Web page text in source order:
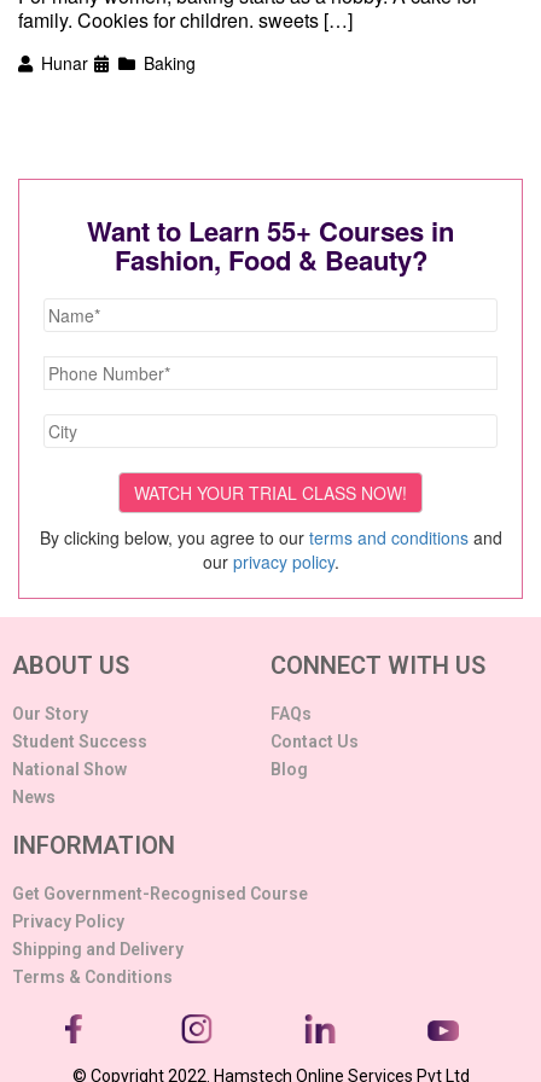
family. Cookies for children. sweets […]
Hunar Baking
Want to Learn 55+ Courses in
Fashion, Food & Beauty?
By clicking below, you agree to our terms and conditionsand
our privacy policy.
ABOUT US
Our Story
Student Success
National Show
News
CONNECT WITH US
FAQs
Contact Us
Blog
INFORMATION
Get Government-Recognised Course
Privacy Policy
Shipping and Delivery
Terms & Conditions
© Copyright 2022. Hamstech Online Services Pvt Ltd